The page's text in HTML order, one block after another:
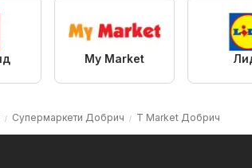
My Market
Супермаркети Добрич T Market Добрич